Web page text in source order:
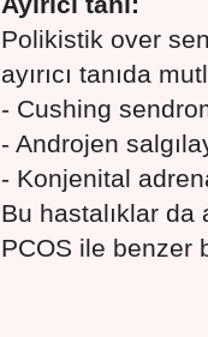
Polikistik over
ayırıcı tanıda
- Cushing
- Androjen
- Konjenital
Bu hastalıklar da
PCOS ile benzer